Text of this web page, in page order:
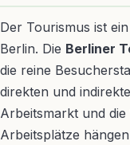
Der Tourismus ist
Berlin. Die Berliner
die reine
direkten und
Arbeitsmarkt und
Arbeitsplätze